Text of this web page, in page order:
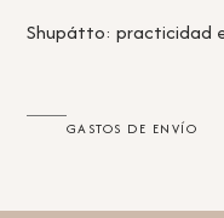
Shupátto: practicidad
GASTOS DE ENVÍO